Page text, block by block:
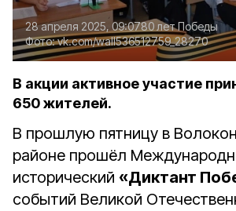
28 апреля 2025, 09:0780 лет Победы
Фото:vk.com/wall536512759_28270
В акции активное участие
650 жителей.
В прошлую пятницу в
районе прошёл
исторический «Диктант
событий Великой